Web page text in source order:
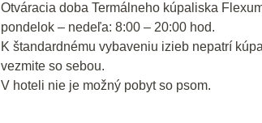
Otváracia doba Termálneho kúpaliska
pondelok – nedeľa: 8:00 – 20:00 hod.
K štandardnému vybaveniu izieb nepatrí
vezmite so sebou.
V hoteli nie je možný pobyt so psom.